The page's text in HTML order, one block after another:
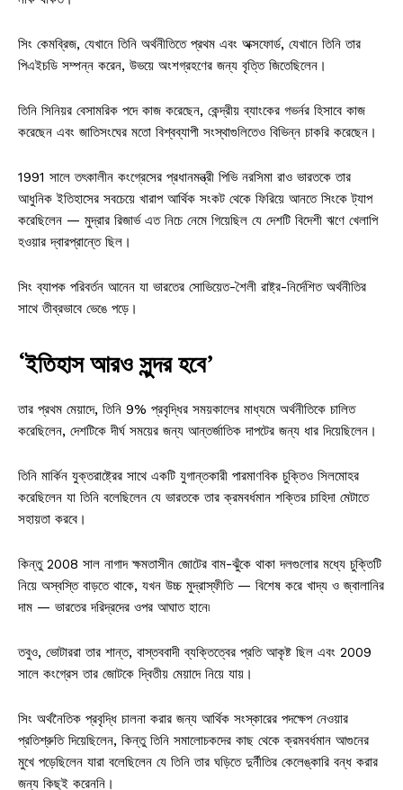
সিং কেমব্রিজ, যেখানে তিনি অর্থনীতিতে প্রথম এবং অক্সফোর্ড, যেখানে তিনি তার
পিএইচডি সম্পন্ন করেন, উভয়ে অংশগ্রহণের জন্য বৃত্তি জিতেছিলেন।
তিনি সিনিয়র বেসামরিক পদে কাজ করেছেন, কেন্দ্রীয় ব্যাংকের গভর্নর হিসাবে কাজ
করেছেন এবং জাতিসংঘের মতো বিশ্বব্যাপী সংস্থাগুলিতেও বিভিন্ন চাকরি করেছেন।
1991 সালে তৎকালীন কংগ্রেসের প্রধানমন্ত্রী পিভি নরসিমা রাও ভারতকে তার
আধুনিক ইতিহাসের সবচেয়ে খারাপ আর্থিক সংকট থেকে ফিরিয়ে আনতে সিংকে ট্যাপ
করেছিলেন — মুদ্রার রিজার্ভ এত নিচে নেমে গিয়েছিল যে দেশটি বিদেশী ঋণে খেলাপি
হওয়ার দ্বারপ্রান্তে ছিল।
সিং ব্যাপক পরিবর্তন আনেন যা ভারতের সোভিয়েত-শৈলী রাষ্ট্র-নির্দেশিত অর্থনীতির
সাথে তীব্রভাবে ভেঙে পড়ে।
‘ইতিহাস আরও সুন্দর হবে’
তার প্রথম মেয়াদে, তিনি 9% প্রবৃদ্ধির সময়কালের মাধ্যমে অর্থনীতিকে চালিত
করেছিলেন, দেশটিকে দীর্ঘ সময়ের জন্য আন্তর্জাতিক দাপটের জন্য ধার দিয়েছিলেন।
তিনি মার্কিন যুক্তরাষ্ট্রের সাথে একটি যুগান্তকারী পারমাণবিক চুক্তিও সিলমোহর
করেছিলেন যা তিনি বলেছিলেন যে ভারতকে তার ক্রমবর্ধমান শক্তির চাহিদা মেটাতে
সহায়তা করবে।
কিন্তু 2008 সাল নাগাদ ক্ষমতাসীন জোটের বাম-ঝুঁকে থাকা দলগুলোর মধ্যে চুক্তিটি
নিয়ে অস্বস্তি বাড়তে থাকে, যখন উচ্চ মুদ্রাস্ফীতি — বিশেষ করে খাদ্য ও জ্বালানির
দাম — ভারতের দরিদ্রদের ওপর আঘাত হানে৷
তবুও, ভোটাররা তার শান্ত, বাস্তববাদী ব্যক্তিত্বের প্রতি আকৃষ্ট ছিল এবং 2009
সালে কংগ্রেস তার জোটকে দ্বিতীয় মেয়াদে নিয়ে যায়।
সিং অর্থনৈতিক প্রবৃদ্ধি চালনা করার জন্য আর্থিক সংস্কারের পদক্ষেপ নেওয়ার
প্রতিশ্রুতি দিয়েছিলেন, কিন্তু তিনি সমালোচকদের কাছ থেকে ক্রমবর্ধমান আগুনের
মুখে পড়েছিলেন যারা বলেছিলেন যে তিনি তার ঘড়িতে দুর্নীতির কেলেঙ্কারি বন্ধ করার
জন্য কিছুই করেননি।